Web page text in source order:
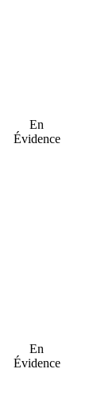
En
Évidence
En
Évidence